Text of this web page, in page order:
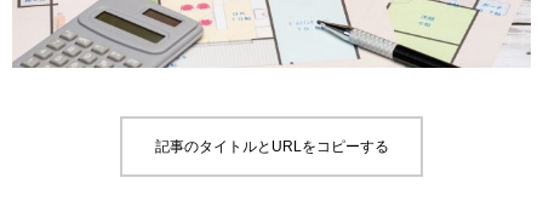
記事のタイトルとURLをコピーする